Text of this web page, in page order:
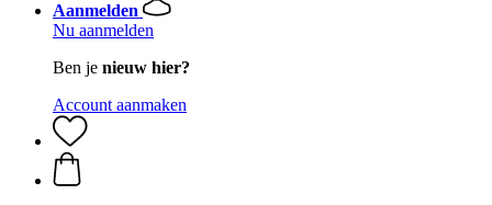
Aanmelden
Nu aanmelden
Ben je nieuw hier?
Account aanmaken